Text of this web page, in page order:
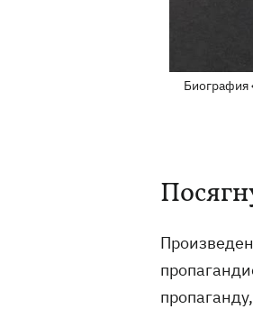
Биография